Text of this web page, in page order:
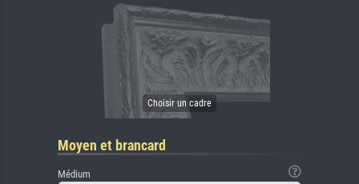
Moyen et brancard
Médium